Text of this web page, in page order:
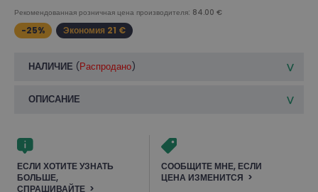
Рекомендованная розничная цена производителя: 84.00 €
-25% Экономия 21 €
НАЛИЧИЕ (Распродано)
ОПИСАНИЕ
ЕСЛИ ХОТИТЕ УЗНАТЬ
БОЛЬШЕ,
СПРАШИВАЙТЕ
СООБЩИТЕ МНЕ, ЕСЛИ
ЦЕНА ИЗМЕНИТСЯ